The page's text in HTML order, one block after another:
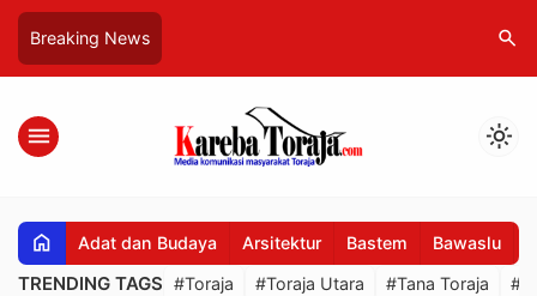
Breaking News search
menu light_mode
home Adat dan Budaya Arsitektur Bastem Bawaslu
TRENDING TAGS #Toraja #Toraja Utara #Tana Toraja